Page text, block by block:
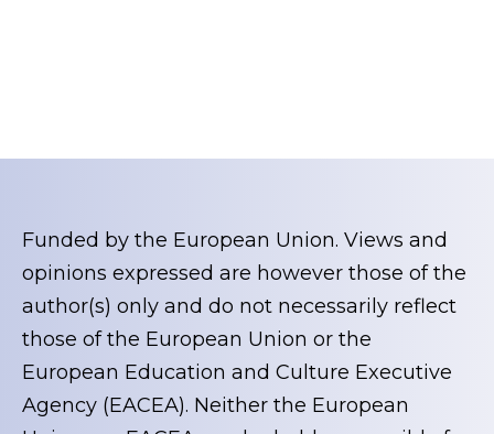
Funded by the European Union. Views and
opinions expressed are however those of the
author(s) only and do not necessarily reflect
those of the European Union or the
European Education and Culture Executive
Agency (EACEA). Neither the European